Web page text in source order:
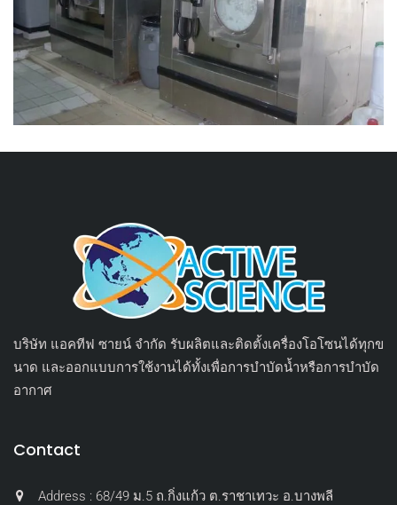
บริษัท แอคทีฟ ซายน์ จำกัด รับผลิตและติดตั้งเครื่องโอโซนได้ทุกข
นาด และออกแบบการใช้งานได้ทั้งเพื่อการบำบัดน้ำหรือการบำบัด
อากาศ
Contact
Address : 68/49 ม.5 ถ.กิ่งแก้ว ต.ราชาเทวะ อ.บางพลี